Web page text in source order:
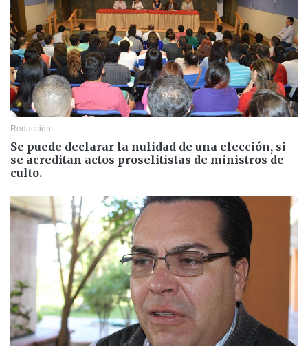
Redacción
Se puede declarar la nulidad de una elección, si
se acreditan actos proselitistas de ministros de
culto.